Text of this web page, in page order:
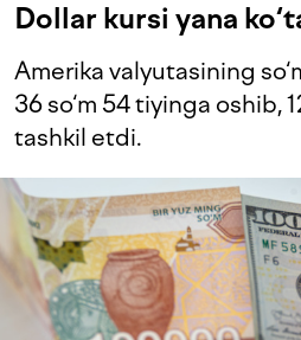
Dollar kursi yana
Amerika valyutasining
36 so‘m 54 tiyinga oshib,
tashkil etdi.